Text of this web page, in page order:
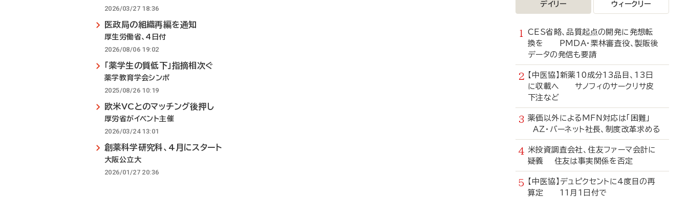
2026/03/27 18:36
医政局の組織再編を通知
厚生労働省、4日付
2026/08/06 19:02
「薬学生の質低下」指摘相次ぐ
薬学教育学会シンポ
2025/08/26 10:19
欧米VCとのマッチング後押し
厚労省がイベント主催
2026/03/24 13:01
創薬科学研究科、4月にスタート
大阪公立大
2026/01/27 20:36
デイリー ウィークリー
CES省略、品質起点の開発に発想転
換を PMDA・栗林審査役、製販後
データの発信も要請
【中医協】新薬10成分13品目、13日
に収載へ サノフィのサークリサ皮
下注など
薬価以外によるMFN対応は「困難」
AZ・バーネット社長、制度改革求める
米投資調査会社、住友ファーマ会計に
疑義 住友は事実関係を否定
【中医協】デュピクセントに4度目の再
算定 11月1日付で